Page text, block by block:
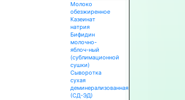
Молоко
обезжиренное
Казеинат
натрия
Бифидин
молочно-
яблоч-ный
(сублимационной
сушки)
Сыворотка
сухая
деминерализованная
(СД-ЭД)